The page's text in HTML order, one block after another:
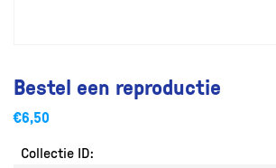
Bestel een reproductie
€6,50
Collectie ID: